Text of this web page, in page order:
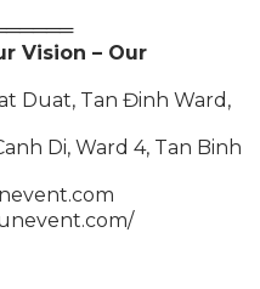
Vision – Our
Duat, Tan Đinh Ward,
Di, Ward 4, Tan Binh